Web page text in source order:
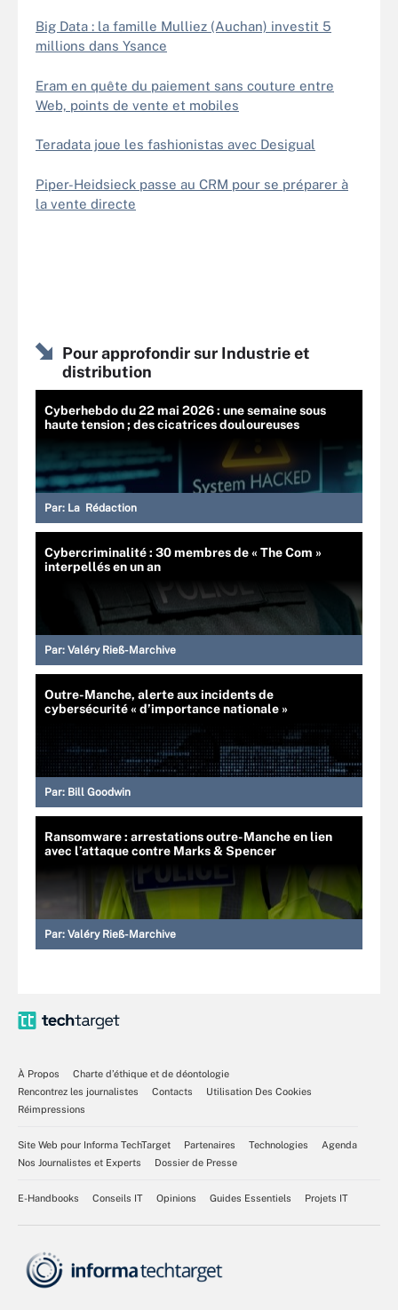
Big Data : la famille Mulliez (Auchan) investit 5
millions dans Ysance
Eram en quête du paiement sans couture entre
Web, points de vente et mobiles
Teradata joue les fashionistas avec Desigual
Piper-Heidsieck passe au CRM pour se préparer à
la vente directe
Pour approfondir sur Industrie et
distribution
Cyberhebdo du 22 mai 2026 : une semaine sous
haute tension ; des cicatrices douloureuses
Par: La Rédaction
Cybercriminalité : 30 membres de « The Com »
interpellés en un an
Par: Valéry Rieß-Marchive
Outre-Manche, alerte aux incidents de
cybersécurité « d’importance nationale »
Par: Bill Goodwin
Ransomware : arrestations outre-Manche en lien
avec l’attaque contre Marks & Spencer
Par: Valéry Rieß-Marchive
À Propos
Charte d’éthique et de déontologie
Rencontrez les journalistes
Contacts
Utilisation Des Cookies
Réimpressions
Site Web pour Informa TechTarget Partenaires Technologies
Agenda
Nos Journalistes et Experts
Dossier de Presse
E-Handbooks Conseils IT Opinions Guides Essentiels Projets IT